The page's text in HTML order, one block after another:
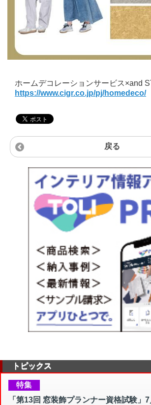
ホームデコレーションサービス×and
https://www.cigr.co.jp/pj/homedeco/
戻る
トピックス
特集
「第13回 窓装飾プランナー資格試験」